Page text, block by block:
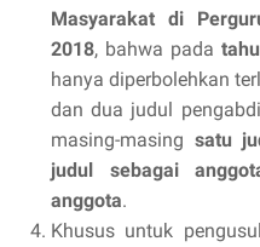
Masyarakat di
2018, bahwa pada
hanya diperbolehkan
dan dua judul
masing-masing satu
judul sebagai
anggota.
Khusus untuk